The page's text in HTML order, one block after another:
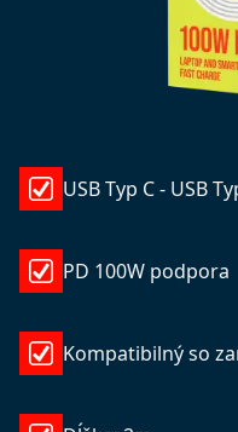
USB Typ C - USB
PD 100W podpora
Kompatibilný so